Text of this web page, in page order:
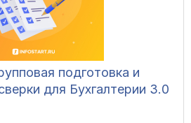
подготовка и
для Бухгалтерии 3.0